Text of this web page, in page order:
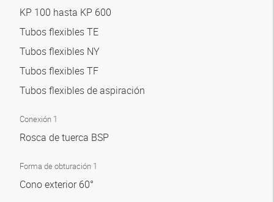
KP 100 hasta KP 600
Tubos flexibles TE
Tubos flexibles NY
Tubos flexibles TF
Tubos flexibles de aspiración
Conexión 1
Rosca de tuerca BSP
Forma de obturación 1
Cono exterior 60°